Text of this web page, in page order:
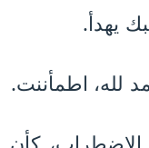
يهدأ.
لله، اطمأننت.